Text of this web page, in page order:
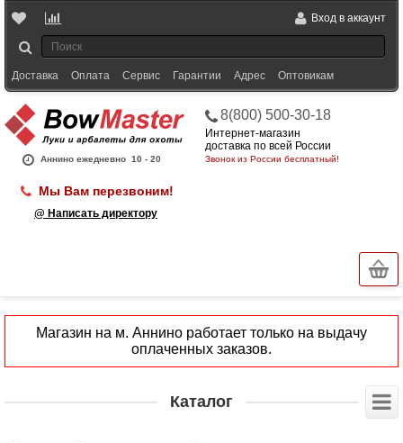
Вход в аккаунт
Доставка Оплата Сервис Гарантии Адрес Оптовикам
Аннино ежедневно 10 - 20
8(800) 500-30-18
Интернет-магазин
доставка по всей России
Звонок из России бесплатный!
Мы Вам перезвоним!
@ Написать директору
Магазин на м. Аннино работает только на выдачу
оплаченных заказов.
Каталог